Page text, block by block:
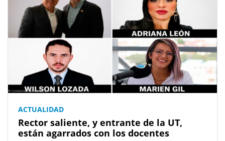
ACTUALIDAD
Rector saliente, y entrante de la UT,
están agarrados con los docentes